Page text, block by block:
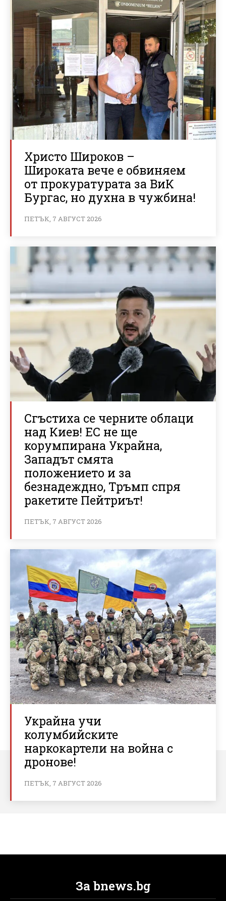
Христо Широков –
Широката вече е обвиняем
от прокуратурата за ВиК
Бургас, но духна в чужбина!
ПЕТЪК, 7 АВГУСТ 2026
Сгъстиха се черните облаци
над Киев! ЕС не ще
корумпирана Украйна,
Западът смята
положението и за
безнадеждно, Тръмп спря
ракетите Пейтриът!
ПЕТЪК, 7 АВГУСТ 2026
Украйна учи
колумбийските
наркокартели на война с
дронове!
ПЕТЪК, 7 АВГУСТ 2026
За bnews.bg